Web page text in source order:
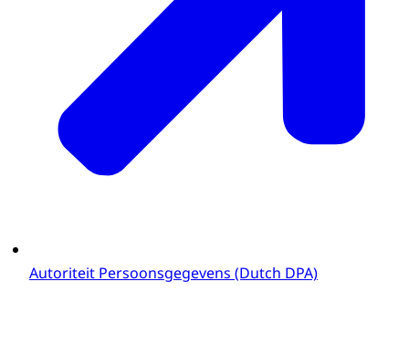
Autoriteit Persoonsgegevens (Dutch DPA)